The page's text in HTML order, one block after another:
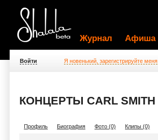
Журнал Афиша
Войти Я новенький, зарегистрируйте меня
КОНЦЕРТЫ CARL SMITH
Профиль Биография Фото (0) Клипы (0)